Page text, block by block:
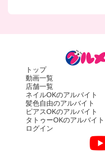
トップ
動画一覧
店舗一覧
ネイルOKのアルバイト
髪色自由のアルバイト
ピアスOKのアルバイト
タトゥーOKのアルバイト
ログイン